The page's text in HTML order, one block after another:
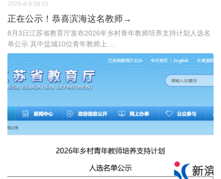
2026-8-6 09:01
正在公示！恭喜滨海这名教师→
8月3日江苏省教育厅发布2026年乡村青年教师培养支持计划人选名
单公示 其中盐城10位青年教师上 ...